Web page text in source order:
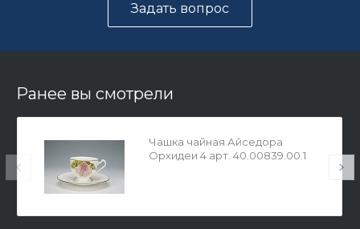
Задать вопрос
Ранее вы смотрели
Чашка чайная Айседора
Орхидеи 4 арт. 40.00839.00.1